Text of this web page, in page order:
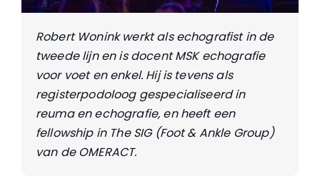
Robert Wonink werkt als echografist in de
tweede lijn en is docent MSK echografie
voor voet en enkel. Hij is tevens als
registerpodoloog gespecialiseerd in
reuma en echografie, en heeft een
fellowship in The SIG (Foot & Ankle Group)
van de OMERACT.